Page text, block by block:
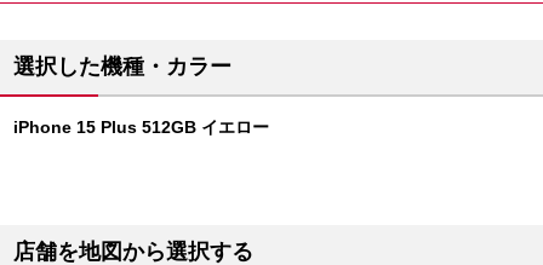
選択した機種・カラー
iPhone 15 Plus 512GB イエロー
店舗を地図から選択する